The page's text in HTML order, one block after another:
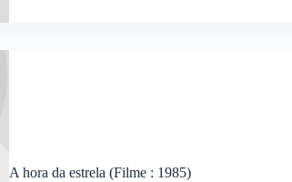
A hora da estrela (Filme : 1985)